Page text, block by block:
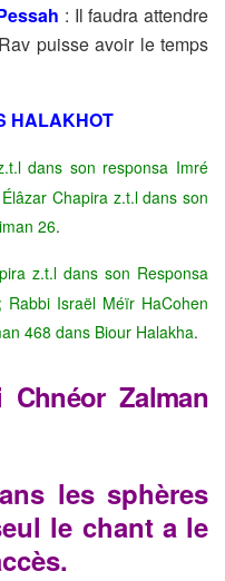
: Il faudra attendre
puisse avoir le temps
HALAKHOT
dans son responsa Imré
Chapira z.t.l dans son
26.
z.t.l dans son Responsa
Israël Méïr HaCohen
468 dans Biour Halakha.
Zalman
les sphères
le chant a le